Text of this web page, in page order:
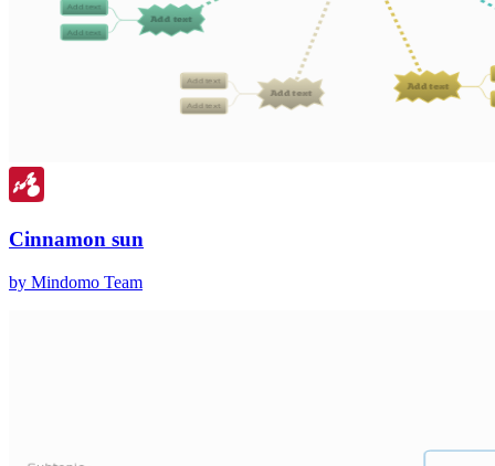
Cinnamon sun
by Mindomo Team